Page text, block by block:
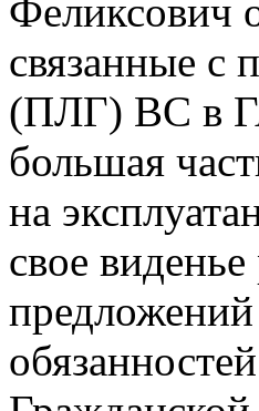
Феликсович
связанные с
(ПЛГ) ВС в
большая
на
свое